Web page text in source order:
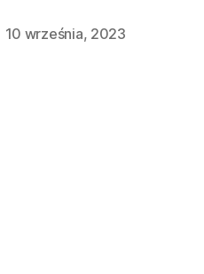
10 września, 2023